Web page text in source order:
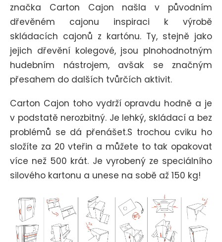
značka Carton Cajon našla v původním
dřevěném cajonu inspiraci k výrobě
skládacích cajonů z kartónu. Ty, stejně jako
jejich dřevění kolegové, jsou plnohodnotným
hudebním nástrojem, avšak se značným
přesahem do dalších tvůrčích aktivit.
Carton Cajon toho vydrží opravdu hodně a je
v podstatě nerozbitný. Je lehký, skládací a bez
problémů se dá přenášet.S trochou cviku ho
složíte za 20 vteřin a můžete to tak opakovat
více než 500 krát. Je vyrobený ze speciálního
silového kartonu a unese na sobě až 150 kg!